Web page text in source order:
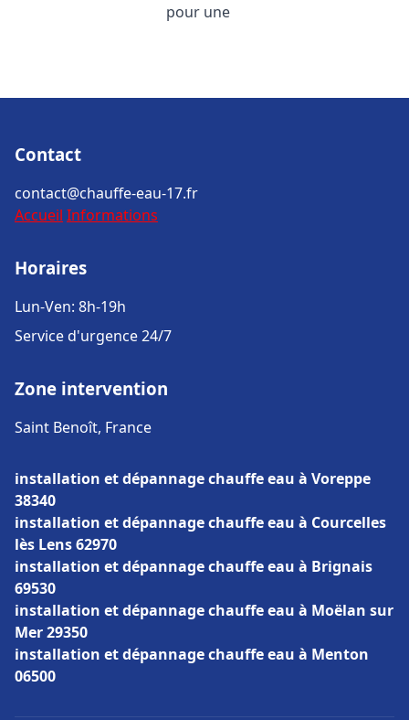
pour une
Contact
contact@chauffe-eau-17.fr
Accueil Informations
Horaires
Lun-Ven: 8h-19h
Service d'urgence 24/7
Zone intervention
Saint Benoît, France
installation et dépannage chauffe eau à Voreppe
38340
installation et dépannage chauffe eau à Courcelles
lès Lens 62970
installation et dépannage chauffe eau à Brignais
69530
installation et dépannage chauffe eau à Moëlan sur
Mer 29350
installation et dépannage chauffe eau à Menton
06500